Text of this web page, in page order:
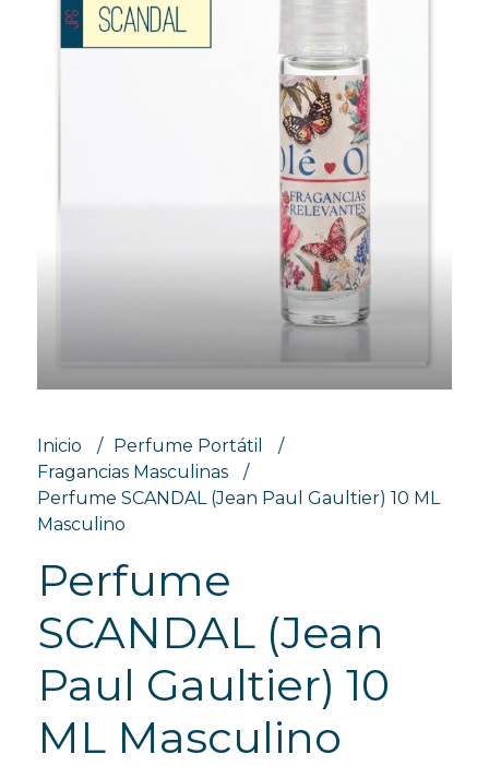
Inicio
Perfume Portátil
Fragancias Masculinas
Perfume SCANDAL (Jean Paul Gaultier) 10 ML
Masculino
Perfume
SCANDAL (Jean
Paul Gaultier) 10
ML Masculino